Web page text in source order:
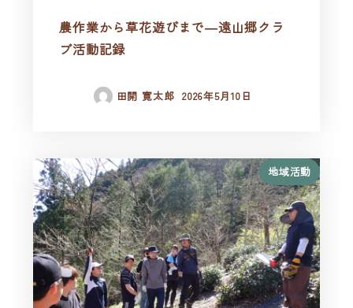
農作業から草花遊びまで―遠山郷クラ
ブ活動記録
田開 寛太郎 2026年5月10日
地域活動